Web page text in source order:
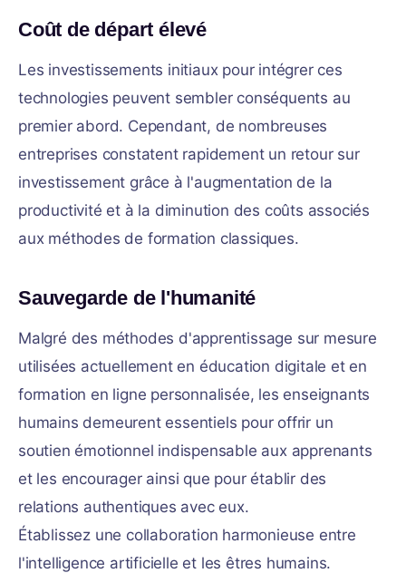
Coût de départ élevé
Les investissements initiaux pour intégrer ces
technologies peuvent sembler conséquents au
premier abord. Cependant, de nombreuses
entreprises constatent rapidement un retour sur
investissement grâce à l'augmentation de la
productivité et à la diminution des coûts associés
aux méthodes de formation classiques.
Sauvegarde de l'humanité
Malgré des méthodes d'apprentissage sur mesure
utilisées actuellement en éducation digitale et en
formation en ligne personnalisée, les enseignants
humains demeurent essentiels pour offrir un
soutien émotionnel indispensable aux apprenants
et les encourager ainsi que pour établir des
relations authentiques avec eux.
Établissez une collaboration harmonieuse entre
l'intelligence artificielle et les êtres humains.